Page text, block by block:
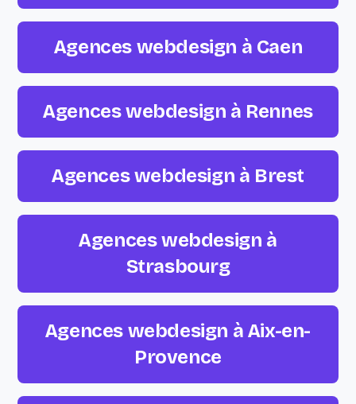
Agences webdesign à Caen
Agences webdesign à Rennes
Agences webdesign à Brest
Agences webdesign à
Strasbourg
Agences webdesign à Aix-en-
Provence